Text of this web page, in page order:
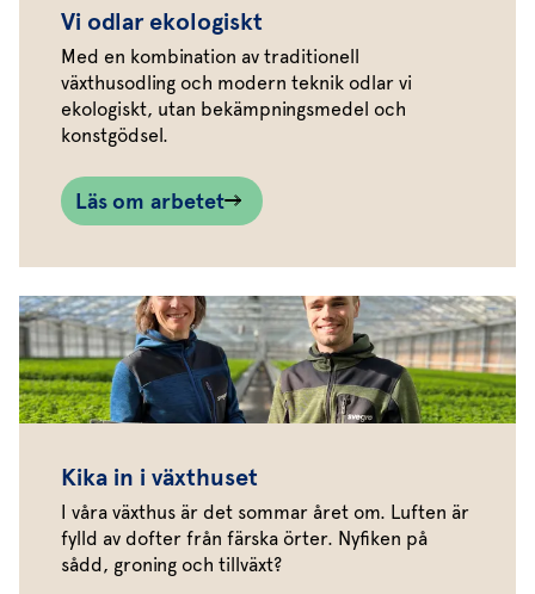
Vi odlar ekologiskt
Med en kombination av traditionell
växthusodling och modern teknik odlar vi
ekologiskt, utan bekämpningsmedel och
konstgödsel.
Läs om arbetet
Kika in i växthuset
I våra växthus är det sommar året om. Luften är
fylld av dofter från färska örter. Nyfiken på
sådd, groning och tillväxt?